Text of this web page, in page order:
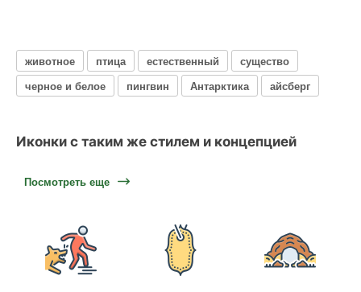
животное птица естественный
существо
черное и белое
пингвин Антарктика айсберг
Иконки с таким же стилем и концепцией
Посмотреть еще